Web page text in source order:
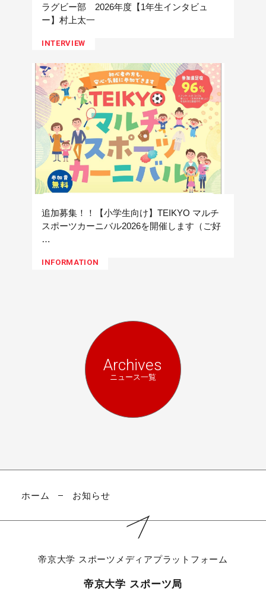
ラグビー部 2026年度【1年生インタビュ
ー】村上太一
INTERVIEW
追加募集！！【小学生向け】TEIKYO マルチ
スポーツカーニバル2026を開催します（ご好
…
INFORMATION
Archives
ニュース一覧
ホーム お知らせ
帝京大学 スポーツメディアプラットフォーム
帝京大学 スポーツ局